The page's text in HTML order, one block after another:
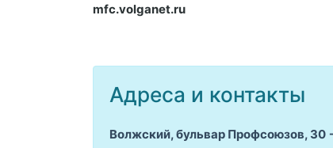
mfc.volganet.ru
Адреса и контакты
Волжский, бульвар Профсоюзов, 30